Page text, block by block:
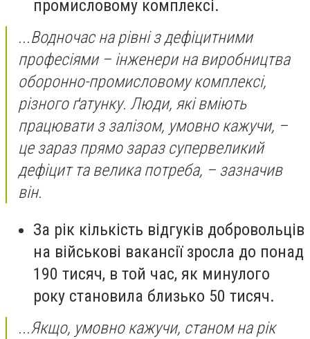
промисловому комплексі.
...Водночас на рівні з дефіцитними
професіями – інженери на виробництва
оборонно-промисловому комплексі,
різного ґатунку. Люди, які вміють
працювати з залізом, умовно кажучи, –
це зараз прямо зараз супервеликий
дефіцит та велика потреба, – зазначив
він.
За рік кількість відгуків добровольців
на військові вакансії зросла до понад
190 тисяч, в той час, як минулого
року становила близько 50 тисяч.
...Якщо, умовно кажучи, станом на рік